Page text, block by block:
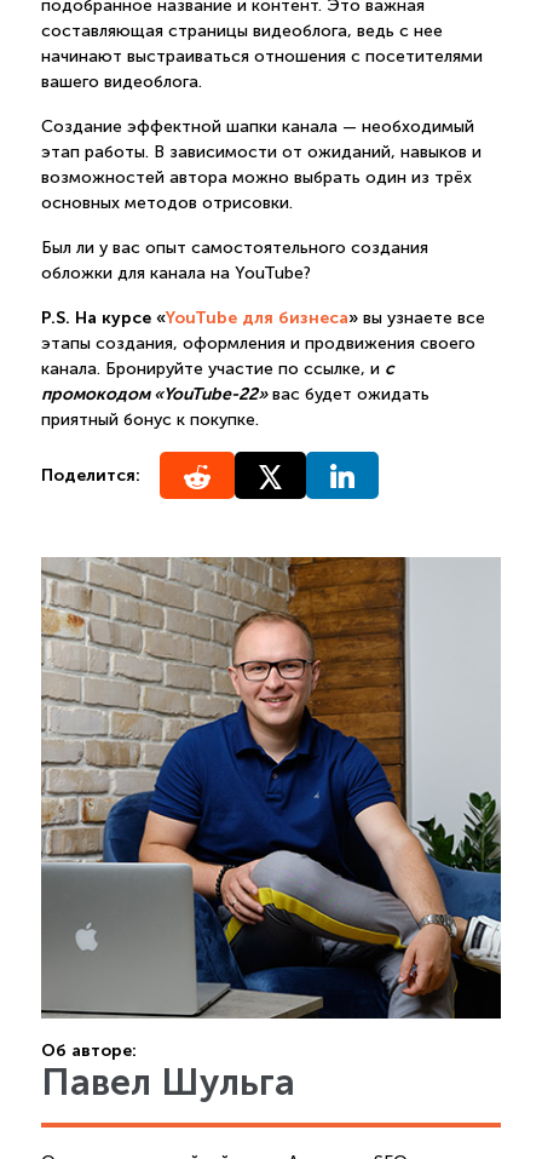
подобранное название и контент. Это важная
составляющая страницы видеоблога, ведь с нее
начинают выстраиваться отношения с посетителями
вашего видеоблога.
Создание эффектной шапки канала — необходимый
этап работы. В зависимости от ожиданий, навыков и
возможностей автора можно выбрать один из трёх
основных методов отрисовки.
Был ли у вас опыт самостоятельного создания
обложки для канала на YouTube?
P.S. На курсе «YouTube для бизнеса»вы узнаете все
этапы создания, оформления и продвижения своего
канала. Бронируйте участие по ссылке, и с
промокодом «YouTube-22»вас будет ожидать
приятный бонус к покупке.
Поделится:
Об авторе:
Павел Шульга